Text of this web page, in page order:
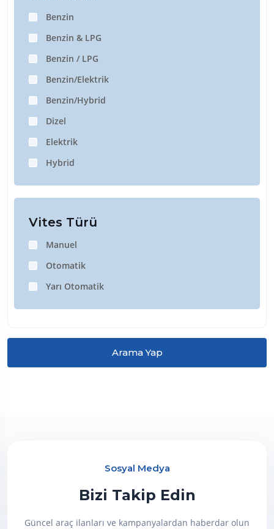
Benzin
Benzin & LPG
Benzin / LPG
Benzin/Elektrik
Benzin/Hybrid
Dizel
Elektrik
Hybrid
Vites Türü
Manuel
Otomatik
Yarı Otomatik
Arama Yap
Sosyal Medya
Bizi Takip Edin
Güncel araç ilanları ve kampanyalardan haberdar olun